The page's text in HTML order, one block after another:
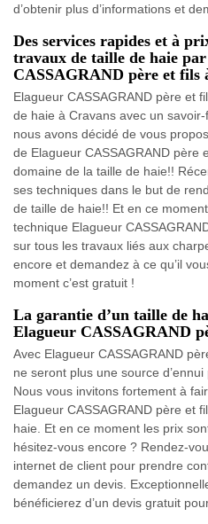
d’obtenir plus d’informations et
Des services rapides et à
travaux de taille de haie
CASSAGRAND père et fils
Elagueur CASSAGRAND père et
de haie à Cravans avec un
nous avons décidé de vous
de Elagueur CASSAGRAND père
domaine de la taille de haie!!
ses techniques dans le but de
de taille de haie!! Et en ce
technique Elagueur
sur tous les travaux liés aux
encore et demandez à ce qu’il
moment c’est gratuit !
La garantie d’un taille de
Elagueur CASSAGRAND
Avec Elagueur CASSAGRAND
ne seront plus une source
Nous vous invitons fortement à
Elagueur CASSAGRAND père et
haie. Et en ce moment les prix
hésitez-vous encore ? Rendez-
internet de client pour prendre
demandez un devis.
bénéficierez d’un devis gratuit